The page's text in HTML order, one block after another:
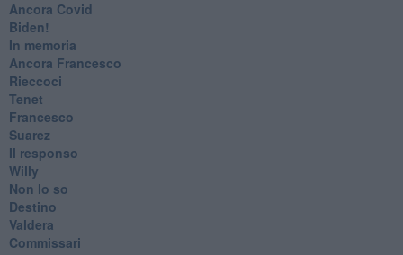
​Ancora Covid
​Biden!
In memoria
​Ancora Francesco
Rieccoci
Tenet
Francesco
Suarez
​Il responso
Willy
Non lo so
Destino
Valdera
Commissari